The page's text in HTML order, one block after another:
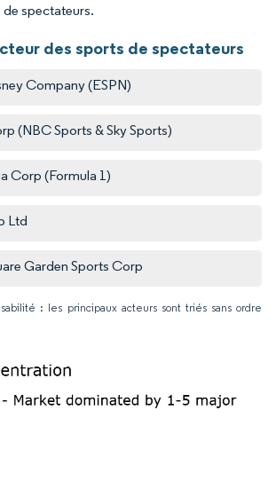
spectateurs.
des sports de spectateurs
Company (ESPN)
(NBC Sports & Sky Sports)
Corp (Formula 1)
Ltd
Garden Sports Corp
: les principaux acteurs sont triés sans ordre